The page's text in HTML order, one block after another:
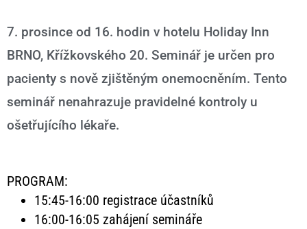
7. prosince od 16. hodin v hotelu Holiday Inn
BRNO, Křížkovského 20. Seminář je určen pro
pacienty s nově zjištěným onemocněním. Tento
seminář nenahrazuje pravidelné kontroly u
ošetřujícího lékaře.
PROGRAM:
15:45-16:00 registrace účastníků
16:00-16:05 zahájení semináře